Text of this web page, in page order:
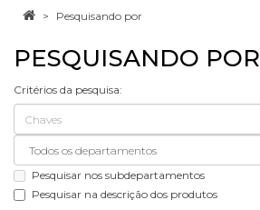
Pesquisando por
PESQUISANDO POR
Critérios da pesquisa:
Pesquisar nos subdepartamentos
Pesquisar na descrição dos produtos